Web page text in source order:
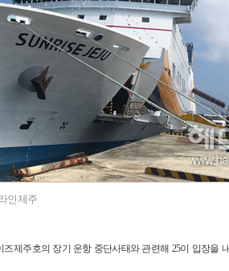
인제주
제주호의 장기 운항 중단사태와 관련해 25이 입장